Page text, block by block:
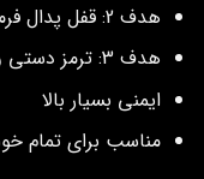
هدف 2: قفل پدال فرمان
هدف 3: ترمز دستی و دنده
ایمنی بسیار بالا
مناسب برای تمام